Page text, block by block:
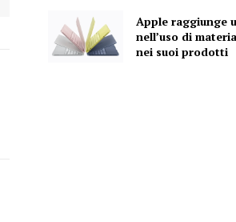
Apple raggiunge
nell’uso di
nei suoi prodotti